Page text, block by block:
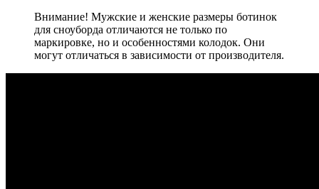
Внимание! Мужские и женские размеры ботинок
для сноуборда отличаются не только по
маркировке, но и особенностями колодок. Они
могут отличаться в зависимости от производителя.